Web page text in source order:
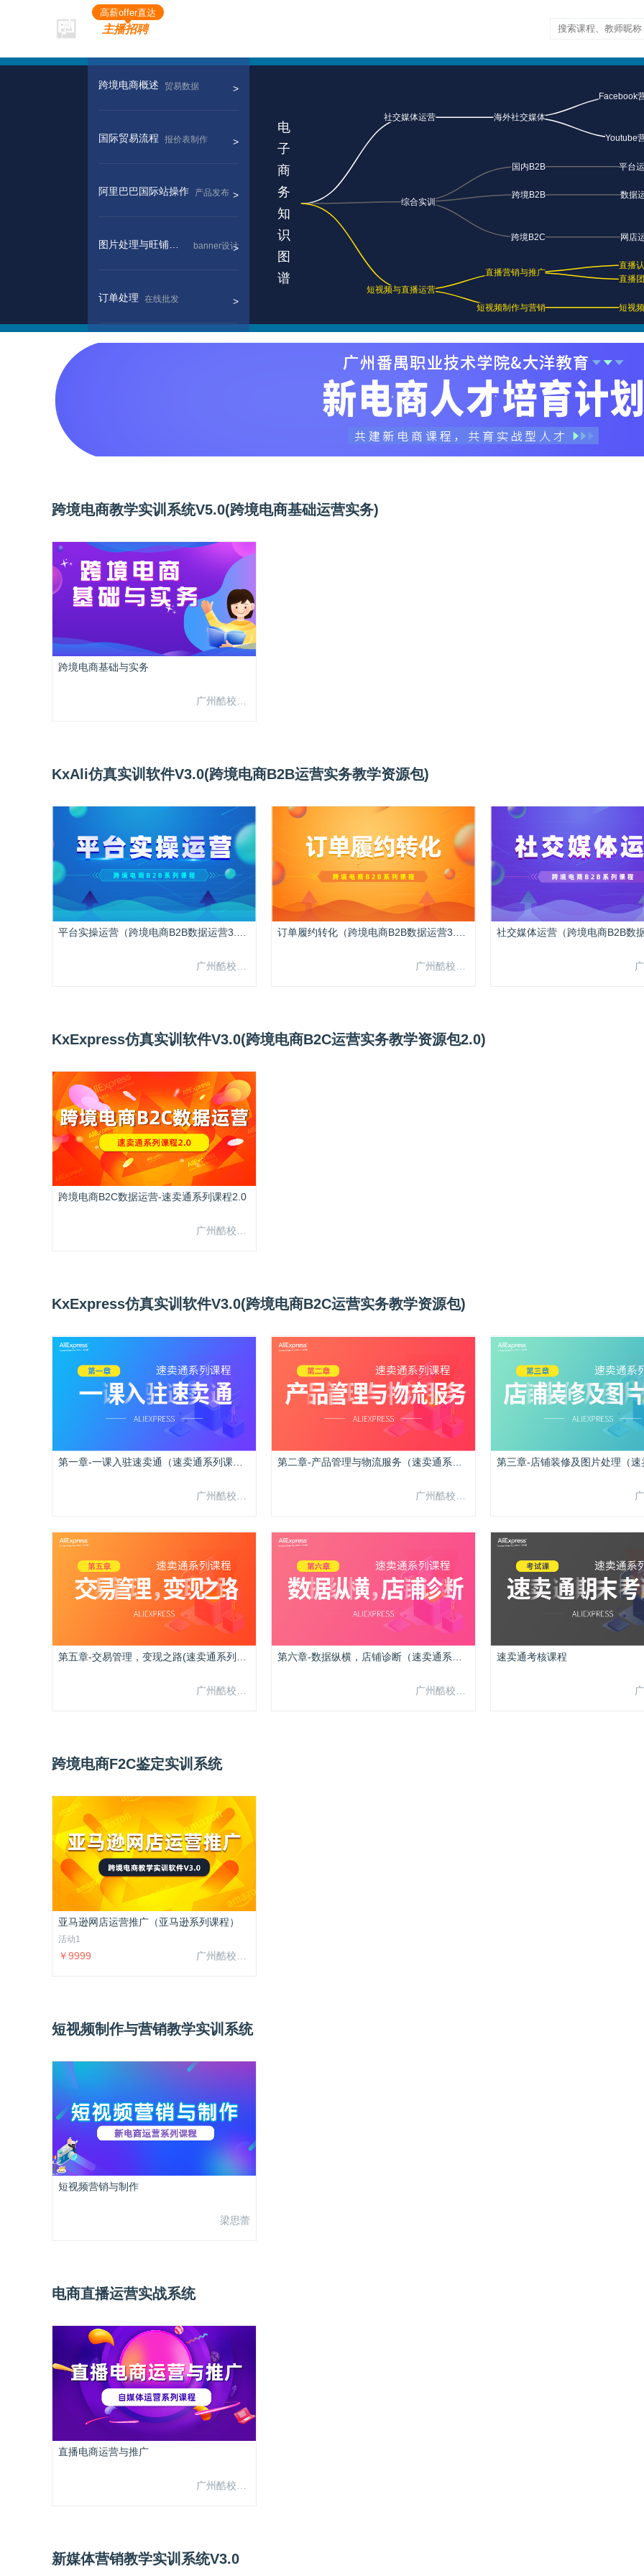
高薪offer直达
主播招聘
跨境电商概述 贸易数据
国际贸易流程 报价表制作
阿里巴巴国际站操作 产品发布
banner设计
订单处理 在线批发
跨境电商教学实训系统V5.0(跨境电商基础运营实务)
跨境电商基础与实务
广州酷校信息科技有限公司
KxAli仿真实训软件V3.0(跨境电商B2B运营实务教学资源包)
KxExpress仿真实训软件V3.0(跨境电商B2C运营实务教学资源包2.0)
跨境电商B2C数据运营-速卖通系列课程2.0
广州酷校信息科技有限公司
KxExpress仿真实训软件V3.0(跨境电商B2C运营实务教学资源包)
第五章-交易管理，变现之路(速卖通系列课程)
广州酷校信息科技有限公司
第六章-数据纵横，店铺诊断（速卖通系列课程）
广州酷校信息科技有限公司
速卖通考核课程
跨境电商F2C鉴定实训系统
亚马逊网店运营推广（亚马逊系列课程）
活动1
￥9999
短视频制作与营销教学实训系统
短视频营销与制作
梁思蕾
电商直播运营实战系统
直播电商运营与推广
新媒体营销教学实训系统V3.0